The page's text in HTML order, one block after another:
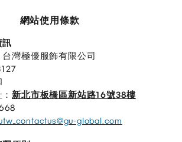
網站使用條款
訊
灣極優服飾有限公司
：新北市板橋區新站路16號38樓
global.com